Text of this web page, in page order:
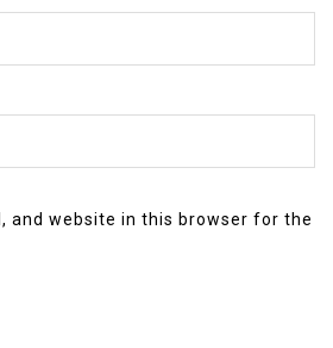
and website in this browser for the